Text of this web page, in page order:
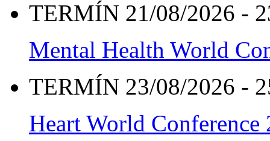
TERMÍN 21/08/2026 -
Mental Health World
TERMÍN 23/08/2026 -
Heart World Conference